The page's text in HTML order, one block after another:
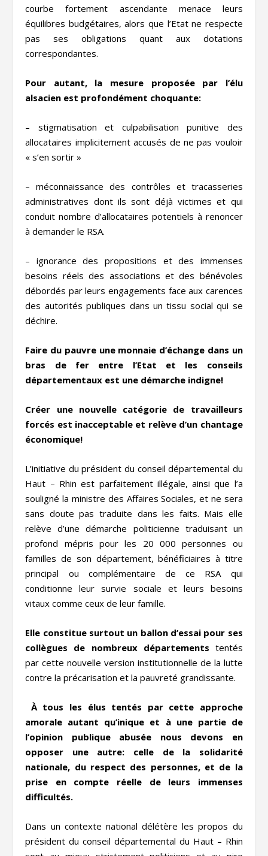
courbe fortement ascendante menace leurs
équilibres budgétaires, alors que l’Etat ne respecte
pas ses obligations quant aux dotations
correspondantes.
Pour autant, la mesure proposée par l’élu
alsacien est profondément choquante:
– stigmatisation et culpabilisation punitive des
allocataires implicitement accusés de ne pas vouloir
« s’en sortir »
– méconnaissance des contrôles et tracasseries
administratives dont ils sont déjà victimes et qui
conduit nombre d’allocataires potentiels à renoncer
à demander le RSA.
– ignorance des propositions et des immenses
besoins réels des associations et des bénévoles
débordés par leurs engagements face aux carences
des autorités publiques dans un tissu social qui se
déchire.
Faire du pauvre une monnaie d’échange dans un
bras de fer entre l’Etat et les conseils
départementaux est une démarche indigne!
Créer une nouvelle catégorie de travailleurs
forcés est inacceptable et relève d’un chantage
économique!
L’initiative du président du conseil départemental du
Haut – Rhin est parfaitement illégale, ainsi que l’a
souligné la ministre des Affaires Sociales, et ne sera
sans doute pas traduite dans les faits. Mais elle
relève d’une démarche politicienne traduisant un
profond mépris pour les 20 000 personnes ou
familles de son département, bénéficiaires à titre
principal ou complémentaire de ce RSA qui
conditionne leur survie sociale et leurs besoins
vitaux comme ceux de leur famille.
Elle constitue surtout un ballon d’essai pour ses
collègues de nombreux départements tentés
par cette nouvelle version institutionnelle de la lutte
contre la précarisation et la pauvreté grandissante.
À tous les élus tentés par cette approche
amorale autant qu’inique et à une partie de
l’opinion publique abusée nous devons en
opposer une autre: celle de la solidarité
nationale, du respect des personnes, et de la
prise en compte réelle de leurs immenses
difficultés.
Dans un contexte national délétère les propos du
président du conseil départemental du Haut – Rhin